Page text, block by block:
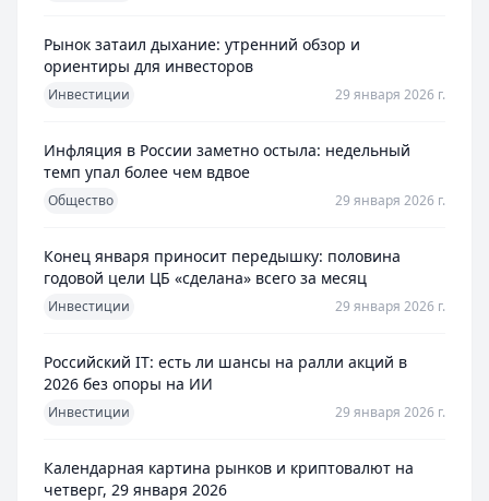
Рынок затаил дыхание: утренний обзор и
ориентиры для инвесторов
Инвестиции 29 января 2026 г.
Инфляция в России заметно остыла: недельный
темп упал более чем вдвое
Общество 29 января 2026 г.
Конец января приносит передышку: половина
годовой цели ЦБ «сделана» всего за месяц
Инвестиции 29 января 2026 г.
Российский IT: есть ли шансы на ралли акций в
2026 без опоры на ИИ
Инвестиции 29 января 2026 г.
Календарная картина рынков и криптовалют на
четверг, 29 января 2026